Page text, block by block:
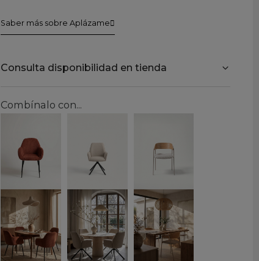
Saber más sobre Aplázame
Consulta disponibilidad en tienda
Combínalo con...